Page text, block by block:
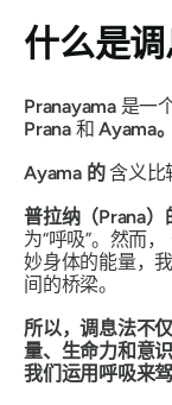
什么是调
Pranayama 是一
Prana和Ayama。
Ayama 的 含义
普拉纳（Prana）
为“呼吸”。然而，
妙身体的能量，
间的桥梁。
所以，调息法不
量、生命力和意
我们运用呼吸来